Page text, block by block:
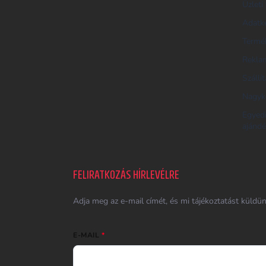
Üzleti
FELIRATKOZÁS HÍRLEVÉLRE
Adja meg az e-mail címét, és mi tájékoztatást
E-MAIL